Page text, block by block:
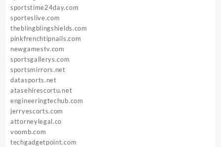
sportstime24day.com
sporteslive.com
theblingblingshields.com
pinkfrenchtipnails.com
newgamestv.com
sportsgallerys.com
sportsmirrors.net
datasports.net
atasehirescortu.net
engineeringtechub.com
jerryescorts.com
attorneylegal.co
voomb.com
techgadgetpoint.com